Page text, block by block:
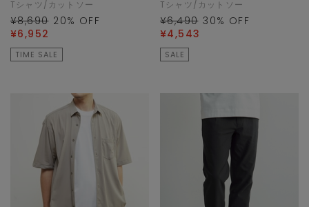
Tシャツ/カットソー
¥8,690 20% OFF
¥6,952
TIME SALE
Tシャツ/カットソー
¥6,490 30% OFF
¥4,543
SALE